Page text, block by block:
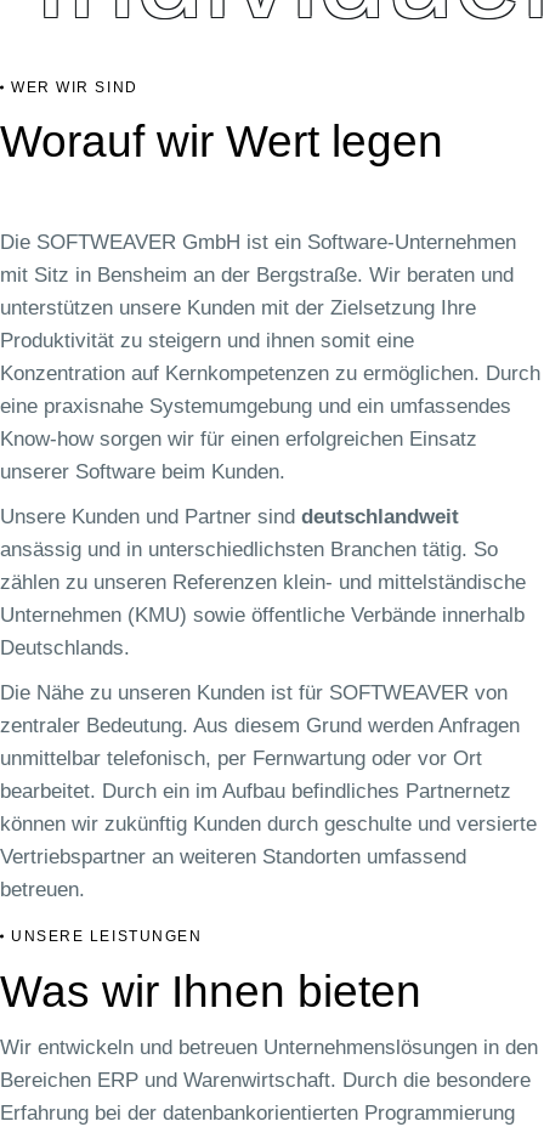
WER WIR SIND
Worauf wir Wert legen
Die SOFTWEAVER GmbH ist ein Software-Unternehmen
mit Sitz in Bensheim an der Bergstraße. Wir beraten und
unterstützen unsere Kunden mit der Zielsetzung Ihre
Produktivität zu steigern und ihnen somit eine
Konzentration auf Kernkompetenzen zu ermöglichen. Durch
eine praxisnahe Systemumgebung und ein umfassendes
Know-how sorgen wir für einen erfolgreichen Einsatz
unserer Software beim Kunden.
Unsere Kunden und Partner sind deutschlandweit
ansässig und in unterschiedlichsten Branchen tätig. So
zählen zu unseren Referenzen klein- und mittelständische
Unternehmen (KMU) sowie öffentliche Verbände innerhalb
Deutschlands.
Die Nähe zu unseren Kunden ist für SOFTWEAVER von
zentraler Bedeutung. Aus diesem Grund werden Anfragen
unmittelbar telefonisch, per Fernwartung oder vor Ort
bearbeitet. Durch ein im Aufbau befindliches Partnernetz
können wir zukünftig Kunden durch geschulte und versierte
Vertriebspartner an weiteren Standorten umfassend
betreuen.
UNSERE LEISTUNGEN
Was wir Ihnen bieten
Wir entwickeln und betreuen Unternehmenslösungen in den
Bereichen ERP und Warenwirtschaft. Durch die besondere
Erfahrung bei der datenbankorientierten Programmierung